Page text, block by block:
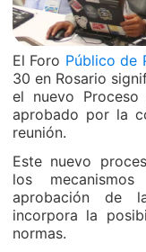
El Foro Público de
30 en Rosario
el nuevo
aprobado por la
reunión.
Este nuevo
los
aprobación de
incorpora la
normas.